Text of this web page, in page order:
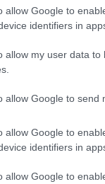
allow Google to
identifiers in
allow my user data
allow Google to send
allow Google to
identifiers in
allow Google to
volt a